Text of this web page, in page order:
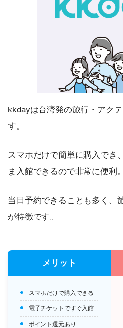
kkdayは台湾発の旅行・アク
す。
スマホだけで簡単に購入でき
ま入館できるので非常に便利。
当日予約できることも多く、
が特徴です。
メリット
スマホだけで購入できる
電子チケットですぐ入館
ポイント還元あり